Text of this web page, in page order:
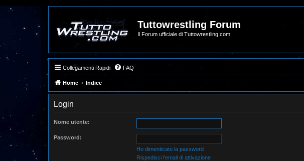
Tuttowrestling Forum
Il Forum ufficiale di Tuttowrestling.com
Collegamenti Rapidi FAQ
Home Indice
Login
Nome utente:
Password:
Ho dimenticato la password
Rispedisci l’email di attivazione